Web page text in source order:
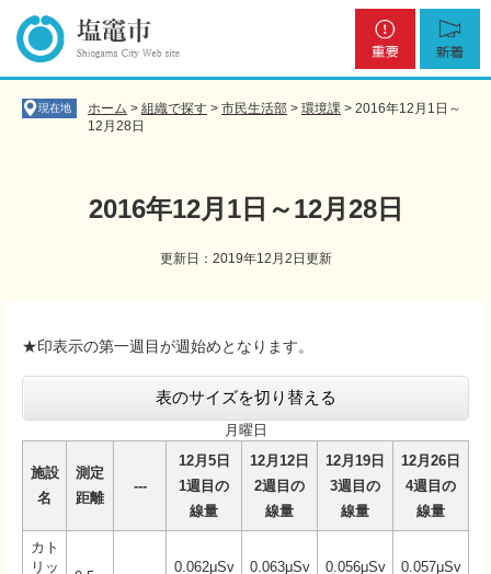
の
ー
現在地 ホーム > 組織で探す > 市民生活部 > 環境課 > 2016年12月1日～
12月28日
2016年12月1日～12月28日
更新日：2019年12月2日更新
★印表示の第一週目が週始めとなります。
表のサイズを切り替える
月曜日
施設
名
測定
距離
---
12月5日
1週目の
線量
12月12日
2週目の
線量
12月19日
3週目の
線量
12月26日
4週目の
線量
カト
リッ
0.062μSv
0.063μSv
0.056μSv
0.057μSv